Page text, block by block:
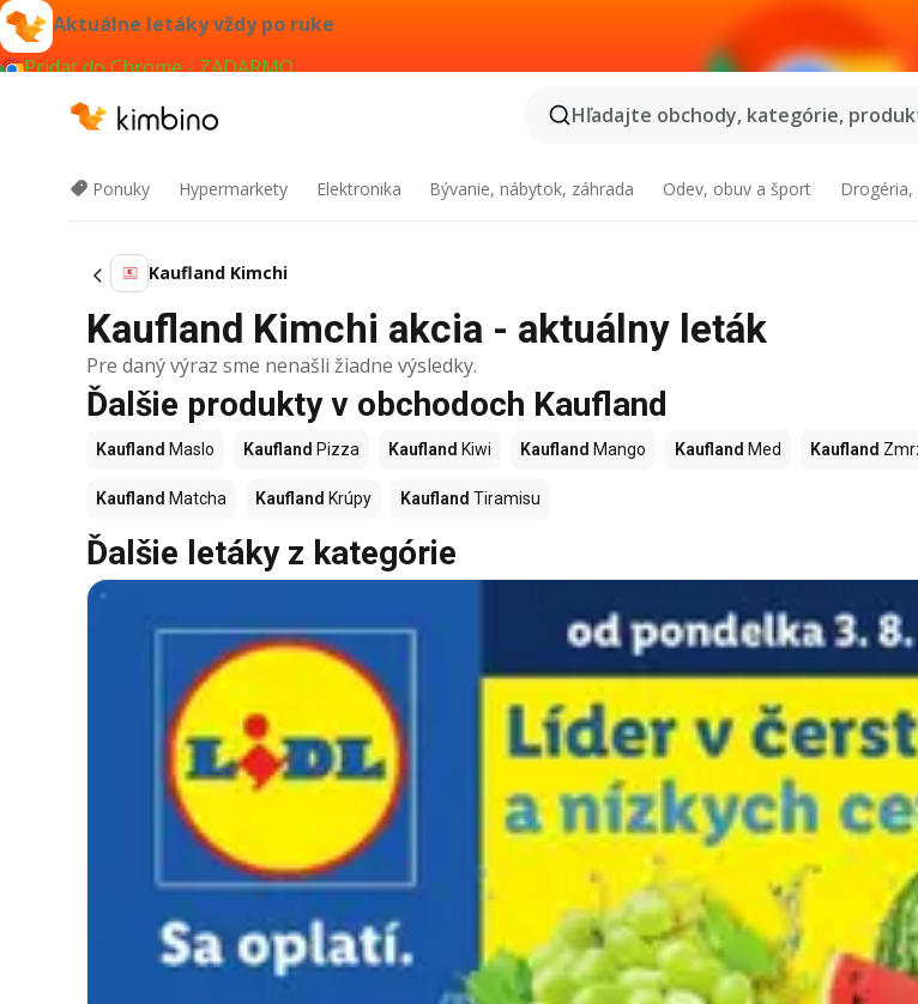
Aktuálne letáky vždy po ruke
Pridať do Chrome - ZADARMO
Hľadajte obchody, kategórie,
Ponuky Hypermarkety Elektronika Bývanie, nábytok, záhrada Odev, obuv a šport
Kaufland Kimchi
Kaufland Kimchi akcia - aktuálny leták
Pre daný výraz sme nenašli žiadne výsledky.
Ďalšie produkty v obchodoch Kaufland
Kaufland Maslo Kaufland Pizza Kaufland Kiwi Kaufland Mango Kaufland Med Kaufland
Kaufland Matcha Kaufland Krúpy Kaufland Tiramisu
Ďalšie letáky z kategórie